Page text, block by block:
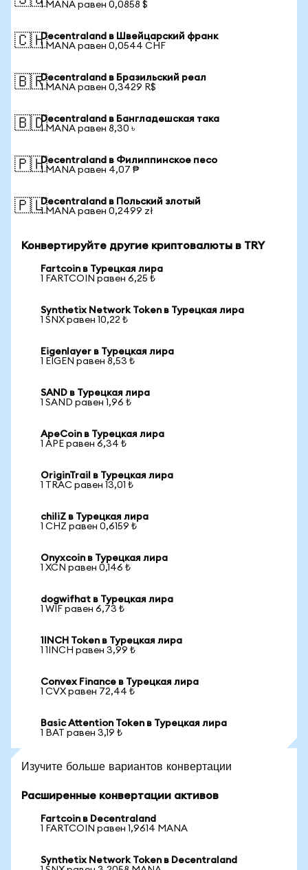
1 MANA равен 0,0858 $
🇨🇭Decentraland в Швейцарский франк
1 MANA равен 0,0544 CHF
🇧🇷Decentraland в Бразильский реал
1 MANA равен 0,3429 R$
🇧🇩Decentraland в Бангладешская така
1 MANA равен 8,30 ৳
🇵🇭Decentraland в Филиппинское песо
1 MANA равен 4,07 ₱
🇵🇱Decentraland в Польский злотый
1 MANA равен 0,2499 zł
Конвертируйте другие криптовалюты в TRY
Fartcoin в Турецкая лира
1 FARTCOIN равен 6,25 ₺
Synthetix Network Token в Турецкая лира
1 SNX равен 10,22 ₺
Eigenlayer в Турецкая лира
1 EIGEN равен 8,53 ₺
SAND в Турецкая лира
1 SAND равен 1,96 ₺
ApeCoin в Турецкая лира
1 APE равен 6,34 ₺
OriginTrail в Турецкая лира
1 TRAC равен 13,01 ₺
chiliZ в Турецкая лира
1 CHZ равен 0,6159 ₺
Onyxcoin в Турецкая лира
1 XCN равен 0,146 ₺
dogwifhat в Турецкая лира
1 WIF равен 6,73 ₺
1INCH Token в Турецкая лира
1 1INCH равен 3,99 ₺
Convex Finance в Турецкая лира
1 CVX равен 72,44 ₺
Basic Attention Token в Турецкая лира
1 BAT равен 3,19 ₺
Изучите больше вариантов конвертации
Расширенные конвертации активов
Fartcoin в Decentraland
1 FARTCOIN равен 1,9614 MANA
Synthetix Network Token в Decentraland